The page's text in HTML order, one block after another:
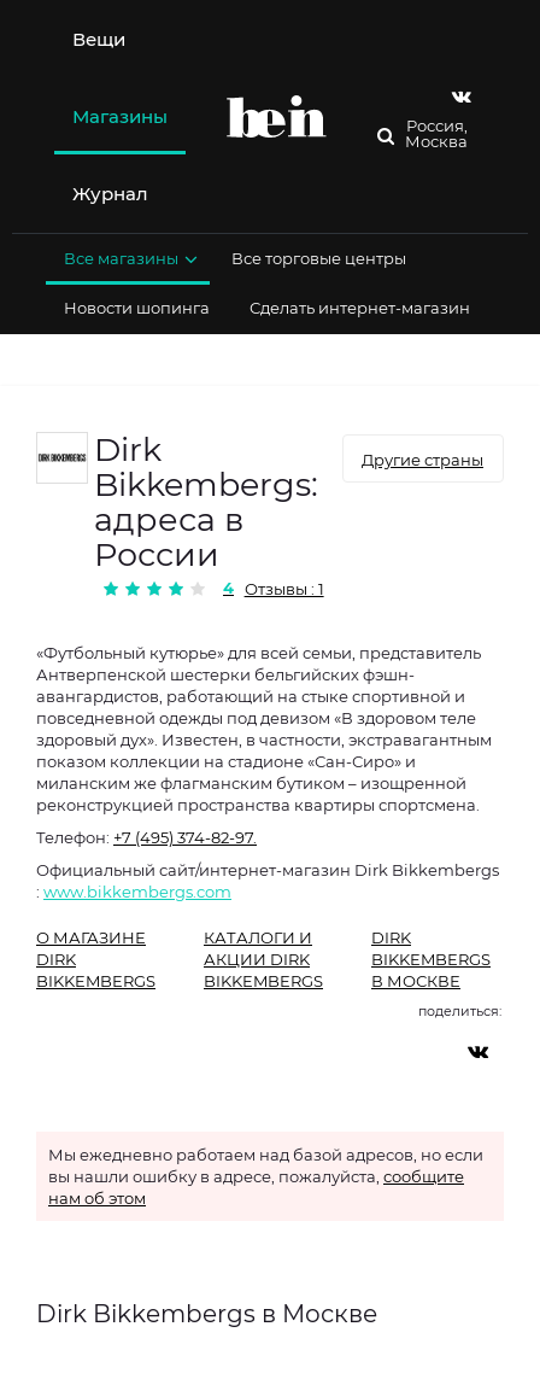
содержимому
Вещи
Магазины
Журнал
Россия,
Москва
Все магазины Все торговые центры
Новости шопинга Сделать интернет-магазин
Dirk
Bikkembergs:
адреса в
России
Другие страны
4 Отзывы : 1
«Футбольный кутюрье» для всей семьи, представитель
Антверпенской шестерки бельгийских фэшн-
авангардистов, работающий на стыке спортивной и
повседневной одежды под девизом «В здоровом теле
здоровый дух». Известен, в частности, экстравагантным
показом коллекции на стадионе «Сан-Сиро» и
миланским же флагманским бутиком – изощренной
реконструкцией пространства квартиры спортсмена.
Телефон: +7 (495) 374-82-97.
Официальный сайт/интернет-магазин Dirk Bikkembergs
: www.bikkembergs.com
О МАГАЗИНЕ
DIRK
BIKKEMBERGS
КАТАЛОГИ И
АКЦИИ DIRK
BIKKEMBERGS
DIRK
BIKKEMBERGS
В МОСКВЕ
поделиться:
Мы ежедневно работаем над базой адресов, но если
вы нашли ошибку в адресе, пожалуйста, сообщите
нам об этом
Dirk Bikkembergs в Москве